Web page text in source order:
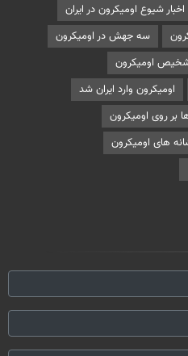
شیوع اومیکرون در ایران
سه جهش در اومیکرون
اومیکرون
اومیکرون وارد ایران شد
بر روی اومیکرون
های اومیکرون